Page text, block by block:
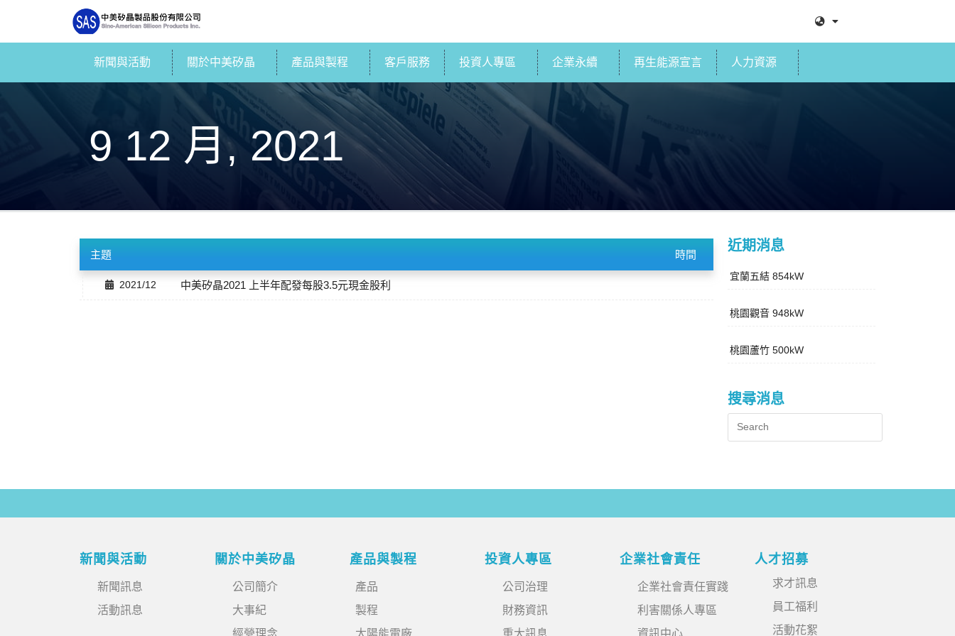
新聞與活動 關於中美矽晶 產品與製程 客戶服務 投資人專區 企業永續 再生能源宣言 人力資源
9 12 月, 2021
主題 時間
2021/12 中美矽晶2021 上半年配發每股3.5元現金股利
近期消息
宜蘭五結 854kW
桃園觀音 948kW
桃園蘆竹 500kW
搜尋消息
新聞與活動
新聞訊息
活動訊息
關於中美矽晶
公司簡介
大事紀
經營理念
產品與製程
產品
製程
太陽能電廠
投資人專區
公司治理
財務資訊
重大訊息
企業社會責任
企業社會責任實踐
利害關係人專區
資訊中心
人才招募
求才訊息
員工福利
活動花絮